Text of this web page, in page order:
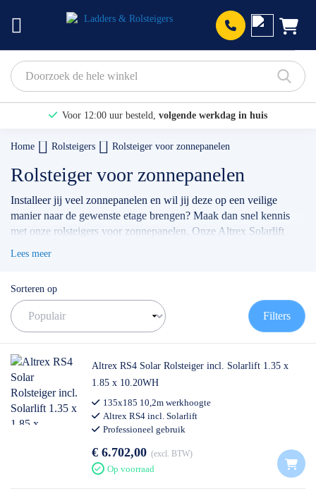
Voor 12:00 uur besteld, volgende werkdag in huis
Bekijk hier onze Actiepagina
gratis offerte
Home Rolsteigers Rolsteiger voor zonnepanelen
Rolsteiger voor zonnepanelen
Installeer jij veel zonnepanelen en wil jij deze op een veilige
manier naar de gewenste etage brengen? Maak dan snel kennis
met onze rolsteigers voor zonnepanelen. Onze Altrex Solarlift
kilogram. Let op: op deze pagina bieden wij de Solarlift los aan én
hebben wij varianten samengesteld inclusief een rolsteiger.
✅ Volgende werkdag op locatie
✅ Contact: 0511- 40 25 64, of mail
Lees meer
Sorteren op
Filters
Altrex RS4 Solar Rolsteiger incl. Solarlift 1.35 x
1.85 x 10.20WH
135x185 10,2m werkhoogte
Altrex RS4 incl. Solarlift
Professioneel gebruik
€ 6.702,00 excl. BTW
Op voorraad